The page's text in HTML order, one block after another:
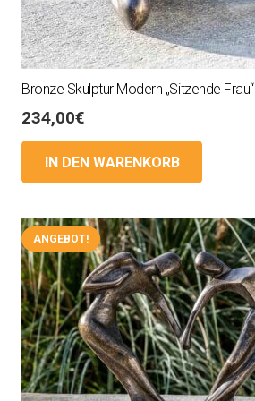
Bronze Skulptur Modern „Sitzende Frau“
234,00€
IN DEN WARENKORB
ANGEBOT!